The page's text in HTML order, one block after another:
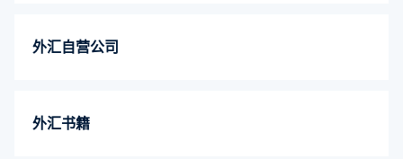
外汇自营公司
外汇书籍